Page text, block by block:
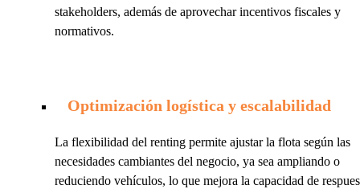
stakeholders, además de aprovechar incentivos fiscales y
normativos.
Optimización logística y escalabilidad
La flexibilidad del renting permite ajustar la flota según las
necesidades cambiantes del negocio, ya sea ampliando o
reduciendo vehículos, lo que mejora la capacidad de